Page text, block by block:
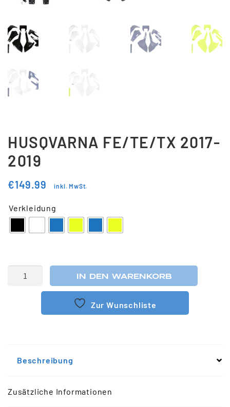
Warenkorb
Wunschliste
HUSQVARNA FE/TE/TX 2017-
2019
€149.99 inkl. MwSt.
Verkleidung
IN DEN WARENKORB
Zur Wunschliste
Beschreibung
Zusätzliche Informationen